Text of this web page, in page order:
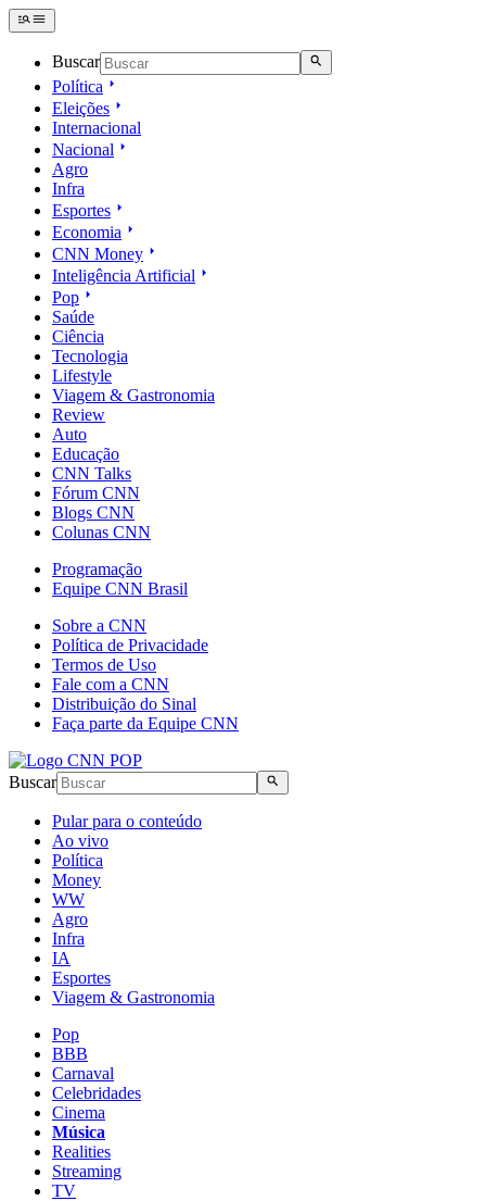
Buscar
Política
Eleições
Internacional
Nacional
Agro
Infra
Esportes
Economia
CNN Money
Inteligência Artificial
Pop
Saúde
Ciência
Tecnologia
Lifestyle
Viagem & Gastronomia
Review
Auto
Educação
CNN Talks
Fórum CNN
Blogs CNN
Colunas CNN
Programação
Equipe CNN Brasil
Sobre a CNN
Política de Privacidade
Termos de Uso
Fale com a CNN
Distribuição do Sinal
Faça parte da Equipe CNN
Buscar
Pular para o conteúdo
Ao vivo
Política
Money
WW
Agro
Infra
IA
Esportes
Viagem & Gastronomia
Pop
BBB
Carnaval
Celebridades
Cinema
Música
Realities
Streaming
TV